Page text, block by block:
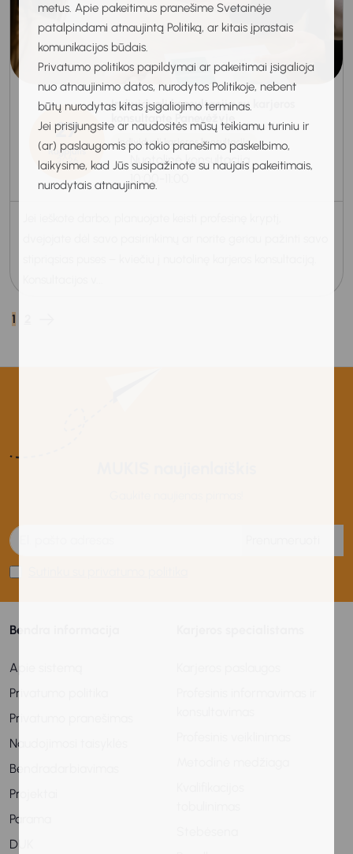
metus. Apie pakeitimus pranešime Svetainėje
patalpindami atnaujintą Politiką, ar kitais įprastais
komunikacijos būdais.
Privatumo politikos papildymai ar pakeitimai įsigalioja
nuo atnaujinimo datos, nurodytos Politikoje, nebent
būtų nurodytas kitas įsigaliojimo terminas.
Jei prisijungsite ar naudositės mūsų teikiamu turiniu ir
(ar) paslaugomis po tokio pranešimo paskelbimo,
laikysime, kad Jūs susipažinote su naujais pakeitimais,
nurodytais atnaujinime.
27
Rugpjūtis
2026
Individuali konsultacija su karjeros
konsultante Panevėžyje
Individuali karjeros konsultacija
Nuotolinė konsultacija
10:00-11:00
1
Bendra informacija
Apie sistemą
Privatumo politika
Privatumo pranešimas
Naudojimosi taisyklės
Bendradarbiavimas
Projektai
Parama
DUK